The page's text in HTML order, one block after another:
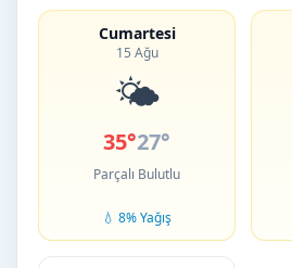
Cumartesi
15 Ağu
🌤️
35°27°
Parçalı Bulutlu
💧 8% Yağış